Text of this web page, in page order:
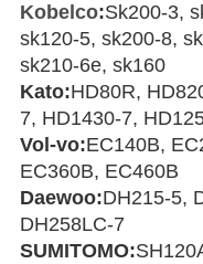
Kobelco:Sk200-3,
sk120-5, sk200-8,
sk210-6e, sk160
Kato:HD80R,
7, HD1430-7,
Vol-vo:EC140B,
EC360B, EC460B
Daewoo:DH215-5,
DH258LC-7
SUMITOMO: